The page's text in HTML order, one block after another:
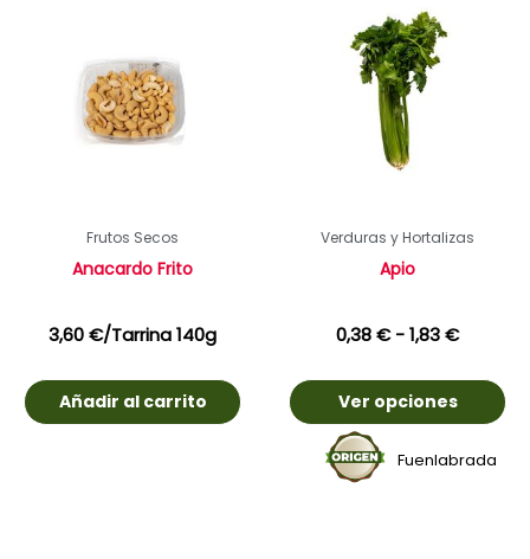
Frutos Secos
Anacardo Frito
3,60€/Tarrina 140g
Añadir al carrito
Verduras y Hortalizas
Apio
0,38€ -1,83€
Ver opciones
Fuenlabrada